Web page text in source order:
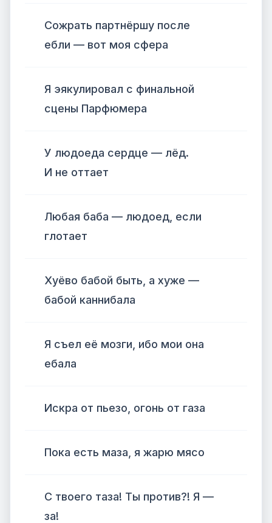
Сожрать партнёршу после
ебли — вот моя сфера
Я эякулировал с финальной
сцены Парфюмера
У людоеда сердце — лёд.
И не оттает
Любая баба — людоед, если
глотает
Хуёво бабой быть, а хуже —
бабой каннибала
Я съел её мозги, ибо мои она
ебала
Искра от пьезо, огонь от газа
Пока есть маза, я жарю мясо
С твоего таза! Ты против?! Я —
за!